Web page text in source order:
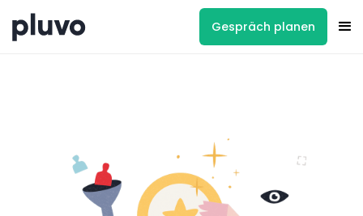
Gespräch planen